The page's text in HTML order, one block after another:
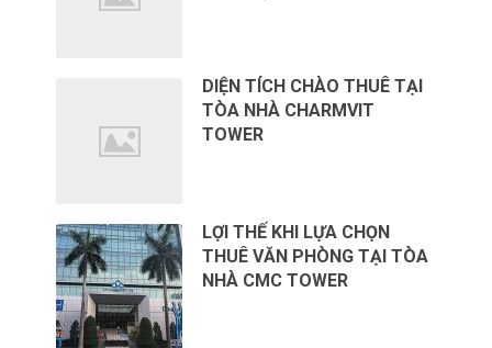
DIỆN TÍCH CHÀO THUÊ TẠI
TÒA NHÀ CHARMVIT
TOWER
LỢI THẾ KHI LỰA CHỌN
THUÊ VĂN PHÒNG TẠI TÒA
NHÀ CMC TOWER